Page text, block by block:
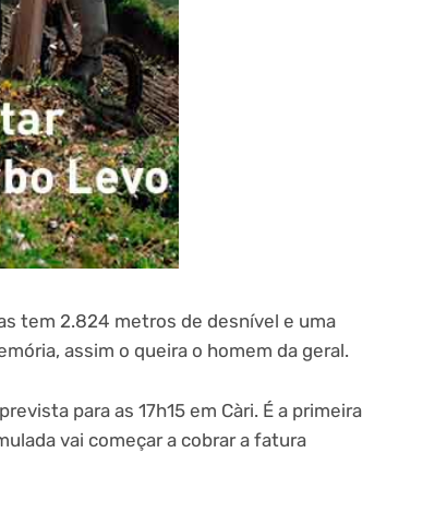
tem 2.824 metros de desnível e uma
assim o queira o homem da geral.
para as 17h15 em Càri. É a primeira
vai começar a cobrar a fatura